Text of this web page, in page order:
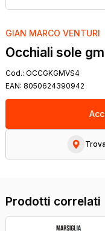
GIAN MARCO VENTURI
Occhiali sole
Cod.: OCCGKGMVS4
EAN: 8050624390942
Prodotti correlati